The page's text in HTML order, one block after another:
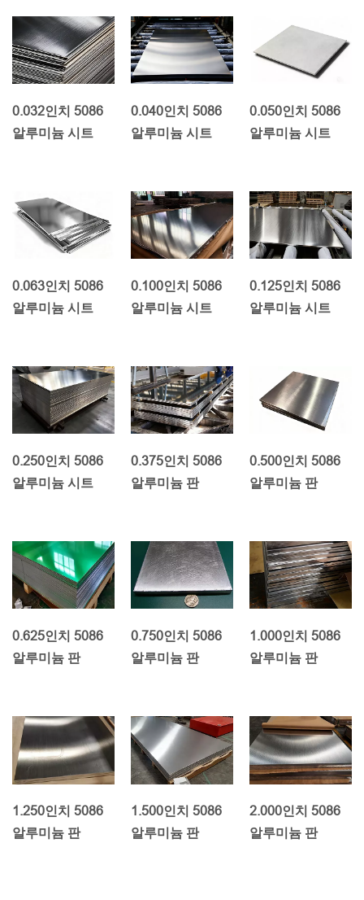
0.032인치 5086
알루미늄 시트
0.040인치 5086
알루미늄 시트
0.050인치 5086
알루미늄 시트
0.063인치 5086
알루미늄 시트
0.100인치 5086
알루미늄 시트
0.125인치 5086
알루미늄 시트
0.250인치 5086
알루미늄 시트
0.375인치 5086
알루미늄 판
0.500인치 5086
알루미늄 판
0.625인치 5086
알루미늄 판
0.750인치 5086
알루미늄 판
1.000인치 5086
알루미늄 판
1.250인치 5086
알루미늄 판
1.500인치 5086
알루미늄 판
2.000인치 5086
알루미늄 판